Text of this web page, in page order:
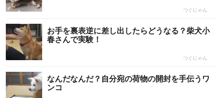
つぐにゃん
お手を裏表逆に差し出したらどうなる？柴犬小
春さんで実験！
つぐにゃん
なんだなんだ？自分宛の荷物の開封を手伝うワ
ンコ